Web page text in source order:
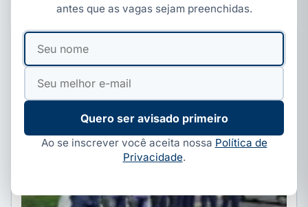
Prefeitura de Morada Nova (CE) divulga resultado
do concurso GCM: 33 vagas e R$…
Concurso da Guarda Civil Municipal de Morada Nova (CE)
antes que as vagas sejam preenchidas.
Seu
nome
Seu
mail
Quero ser avisado primeiro
Ao se inscrever você aceita nossa Política de
Privacidade.